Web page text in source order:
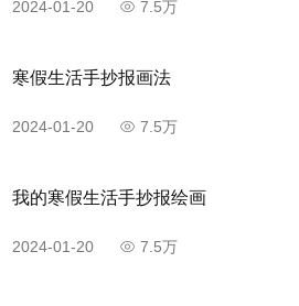
2024-01-20 7.5万
寒假生活手抄报画法
2024-01-20 7.5万
我的寒假生活手抄报绘画
2024-01-20 7.5万